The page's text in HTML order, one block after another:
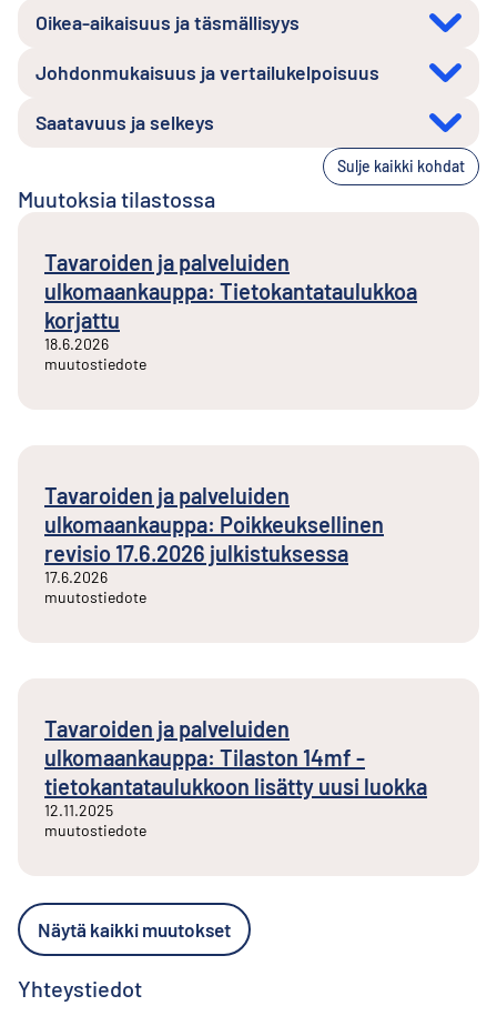
Oikea-aikaisuus ja täsmällisyys
Johdonmukaisuus ja vertailukelpoisuus
Saatavuus ja selkeys
Sulje kaikki kohdat
Muutoksia tilastossa
Tavaroiden ja palveluiden
ulkomaankauppa: Tietokantataulukkoa
korjattu
18.6.2026
muutostiedote
Tavaroiden ja palveluiden
ulkomaankauppa: Poikkeuksellinen
revisio 17.6.2026 julkistuksessa
17.6.2026
muutostiedote
Tavaroiden ja palveluiden
ulkomaankauppa: Tilaston 14mf -
tietokantataulukkoon lisätty uusi luokka
12.11.2025
muutostiedote
Näytä kaikki muutokset
Yhteystiedot